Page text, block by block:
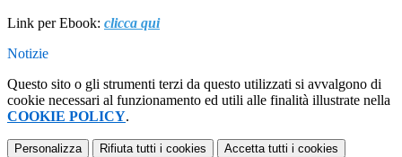
Link per Ebook: clicca qui
Notizie
Questo sito o gli strumenti terzi da questo utilizzati si avvalgono di
cookie necessari al funzionamento ed utili alle finalità illustrate nella
COOKIE POLICY.
Personalizza Rifiuta tutti i cookies Accetta tutti i cookies